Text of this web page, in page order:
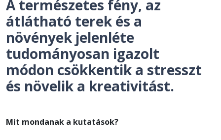
A természetes fény, az
átlátható terek és a
növények jelenléte
tudományosan igazolt
módon csökkentik a stresszt
és növelik a kreativitást.
Mit mondanak a kutatások?